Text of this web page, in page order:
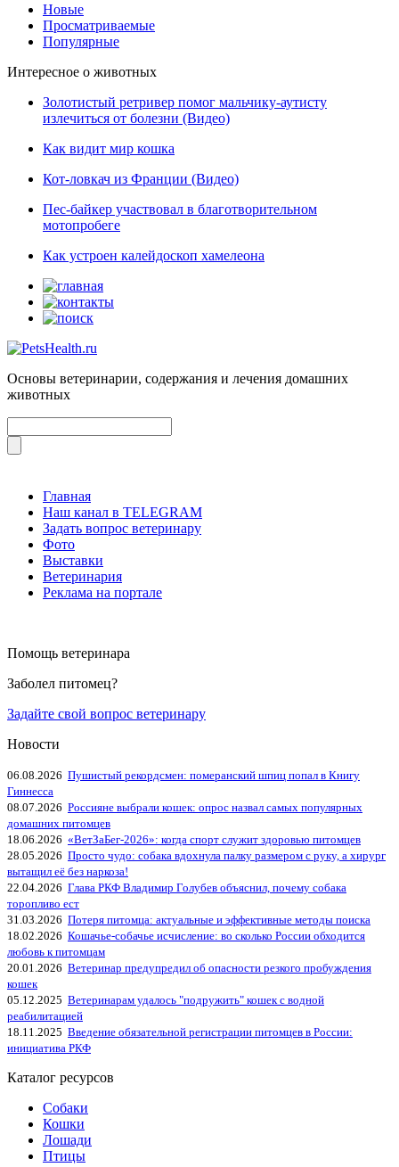
Новые
Просматриваемые
Популярные
Интересное о животных
Золотистый ретривер помог мальчику-аутисту
излечиться от болезни (Видео)
Как видит мир кошка
Кот-ловкач из Франции (Видео)
Пес-байкер участвовал в благотворительном
мотопробеге
Как устроен калейдоскоп хамелеона
Основы ветеринарии, содержания и лечения домашних
животных
Главная
Наш канал в TELEGRAM
Задать вопрос ветеринару
Фото
Выставки
Ветеринария
Реклама на портале
Помощь ветеринара
Заболел питомец?
Задайте свой вопрос ветеринару
Новости
06.08.2026 Пушистый рекордсмен: померанский шпиц попал в Книгу
Гиннесса
08.07.2026 Россияне выбрали кошек: опрос назвал самых популярных
домашних питомцев
18.06.2026 «ВетЗаБег‑2026»: когда спорт служит здоровью питомцев
28.05.2026 Просто чудо: собака вдохнула палку размером с руку, а хирург
вытащил её без наркоза!
22.04.2026 Глава РКФ Владимир Голубев объяснил, почему собака
торопливо ест
31.03.2026 Потеря питомца: актуальные и эффективные методы поиска
18.02.2026 Кошачье-собачье исчисление: во сколько России обходится
любовь к питомцам
20.01.2026 Ветеринар предупредил об опасности резкого пробуждения
кошек
05.12.2025 Ветеринарам удалось "подружить" кошек с водной
реабилитацией
18.11.2025 Введение обязательной регистрации питомцев в России:
инициатива РКФ
Каталог ресурсов
Собаки
Кошки
Лошади
Птицы